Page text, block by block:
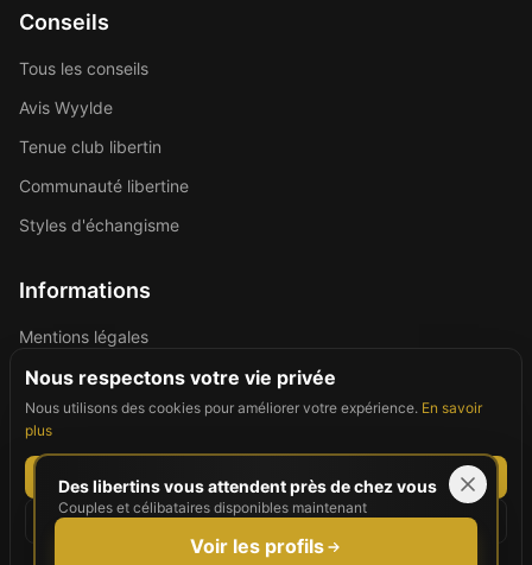
Conseils
Tous les conseils
Avis Wyylde
Tenue club libertin
Communauté libertine
Styles d'échangisme
Informations
Mentions légales
Politique de confidentialité
Contact
©2026For Good People. Tous droits réservés.
Site réservé aux personnes majeures (18+)
Nous respectons votre vie privée
Nous utilisons des cookies pour améliorer votre expérience. En savoir
plus
Tout accepter
Tout refuser
Des libertins vous attendent près de chez vous
Couples et célibataires disponibles maintenant
Voir les profils